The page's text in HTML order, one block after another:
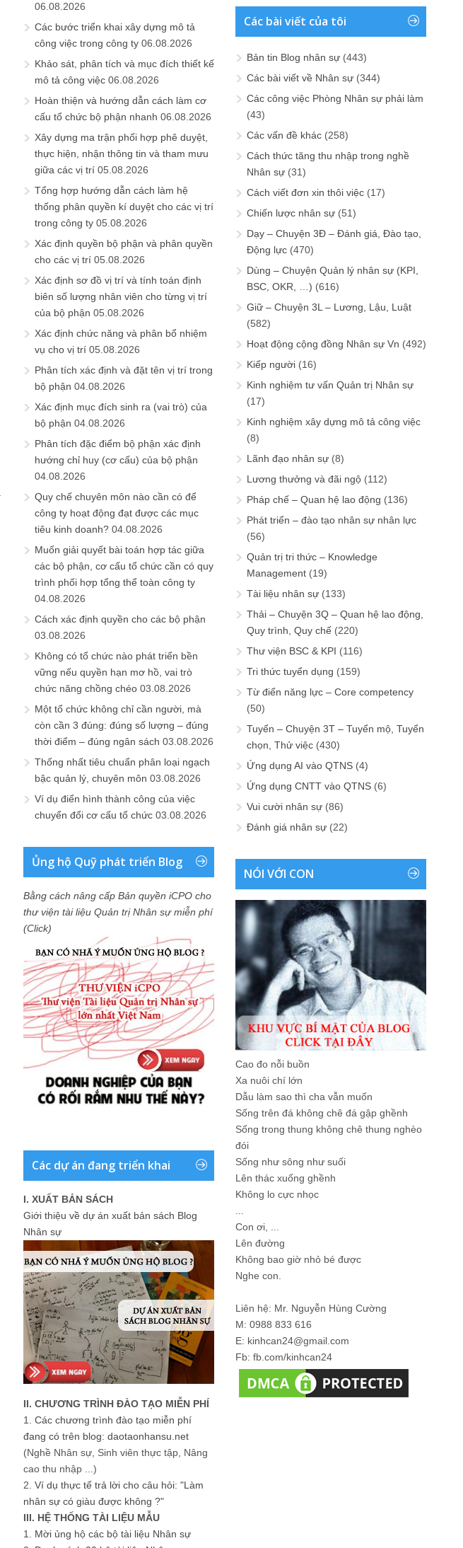
06.08.2026
Các bước triển khai xây dựng mô tả
công việc trong công ty 06.08.2026
Khảo sát, phân tích và mục đích thiết kế
mô tả công việc 06.08.2026
Hoàn thiện và hướng dẫn cách làm cơ
cấu tổ chức bộ phận nhanh 06.08.2026
Xây dựng ma trận phối hợp phê duyệt,
thực hiện, nhận thông tin và tham mưu
giữa các vị trí 05.08.2026
Tổng hợp hướng dẫn cách làm hệ
thống phân quyền kí duyệt cho các vị trí
trong công ty 05.08.2026
Xác định quyền bộ phận và phân quyền
cho các vị trí 05.08.2026
Xác định sơ đồ vị trí và tính toán định
biên số lượng nhân viên cho từng vị trí
của bộ phận 05.08.2026
Xác định chức năng và phân bổ nhiệm
vụ cho vị trí 05.08.2026
Phân tích xác định và đặt tên vị trí trong
bộ phận 04.08.2026
Xác định mục đích sinh ra (vai trò) của
bộ phận 04.08.2026
Phân tích đặc điểm bộ phận xác định
hướng chỉ huy (cơ cấu) của bộ phận
04.08.2026
Quy chế chuyên môn nào cần có để
công ty hoạt động đạt được các mục
tiêu kinh doanh? 04.08.2026
Muốn giải quyết bài toán hợp tác giữa
các bộ phận, cơ cấu tổ chức cần có quy
trình phối hợp tổng thể toàn công ty
04.08.2026
Cách xác định quyền cho các bộ phận
03.08.2026
Không có tổ chức nào phát triển bền
vững nếu quyền hạn mơ hồ, vai trò
chức năng chồng chéo 03.08.2026
Một tổ chức không chỉ cần người, mà
còn cần 3 đúng: đúng số lượng – đúng
thời điểm – đúng ngân sách 03.08.2026
Thống nhất tiêu chuẩn phân loại ngạch
bậc quản lý, chuyên môn 03.08.2026
Ví dụ điển hình thành công của việc
chuyển đổi cơ cấu tổ chức 03.08.2026
Ủng hộ Quỹ phát triển Blog
Bằng cách nâng cấp Bản quyền iCPO cho
thư viện tài liệu Quản trị Nhân sự miễn phí
(Click)
Các dự án đang triển khai
I. XUẤT BẢN SÁCH
Giới thiệu về dự án xuất bản sách Blog
Nhân sự
II. CHƯƠNG TRÌNH ĐÀO TẠO MIỄN PHÍ
1. Các chương trình đào tạo miễn phí
đang có trên blog: daotaonhansu.net
(Nghề Nhân sự, Sinh viên thực tập, Nâng
cao thu nhập ...)
2. Ví dụ thực tế trả lời cho câu hỏi: "Làm
nhân sự có giàu được không ?"
III. HỆ THỐNG TÀI LIỆU MẪU
1. Mời ủng hộ các bộ tài liệu Nhân sự
Các bài viết của tôi
Bản tin Blog nhân sự (443)
Các bài viết về Nhân sự (344)
Các công việc Phòng Nhân sự phải làm
(43)
Các vấn đề khác (258)
Cách thức tăng thu nhập trong nghề
Nhân sự (31)
Cách viết đơn xin thôi việc (17)
Chiến lược nhân sự (51)
Dạy – Chuyện 3Đ – Đánh giá, Đào tạo,
Động lực (470)
Dùng – Chuyện Quản lý nhân sự (KPI,
BSC, OKR, …) (616)
Giữ – Chuyện 3L – Lương, Lậu, Luật
(582)
Hoạt động cộng đồng Nhân sự Vn (492)
Kiếp người (16)
Kinh nghiệm tư vấn Quản trị Nhân sự
(17)
Kinh nghiệm xây dựng mô tả công việc
(8)
Lãnh đạo nhân sự (8)
Lương thưởng và đãi ngộ (112)
Pháp chế – Quan hệ lao động (136)
Phát triển – đào tạo nhân sự nhân lực
(56)
Quản trị tri thức – Knowledge
Management (19)
Tài liệu nhân sự (133)
Thải – Chuyện 3Q – Quan hệ lao động,
Quy trình, Quy chế (220)
Thư viện BSC & KPI (116)
Tri thức tuyển dụng (159)
Từ điển năng lực – Core competency
(50)
Tuyển – Chuyện 3T – Tuyển mộ, Tuyển
chọn, Thử việc (430)
Ứng dụng AI vào QTNS (4)
Ứng dụng CNTT vào QTNS (6)
Vui cười nhân sự (86)
Đánh giá nhân sự (22)
NÓI VỚI CON
Cao đo nỗi buồn
Xa nuôi chí lớn
Dẫu làm sao thì cha vẫn muốn
Sống trên đá không chê đá gập ghềnh
Sống trong thung không chê thung nghèo
đói
Sống như sông như suối
Lên thác xuống ghềnh
Không lo cực nhọc
Con ơi, ...
Lên đường
Không bao giờ nhỏ bé được
Nghe con.
Liên hệ: Mr. Nguyễn Hùng Cường
M: 0988 833 616
E: kinhcan24@gmail.com
Fb: fb.com/kinhcan24